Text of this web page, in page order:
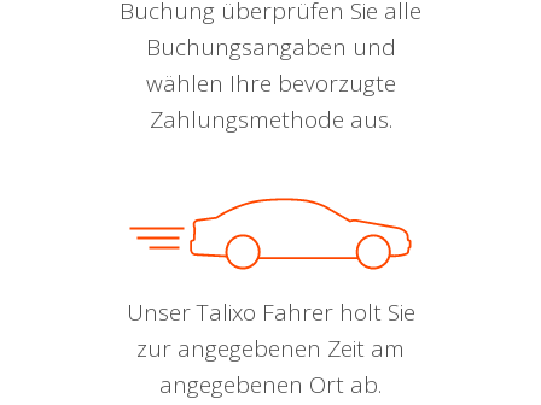
Buchung überprüfen Sie alle
Buchungsangaben und
wählen Ihre bevorzugte
Zahlungsmethode aus.
Unser Talixo Fahrer holt Sie
zur angegebenen Zeit am
angegebenen Ort ab.